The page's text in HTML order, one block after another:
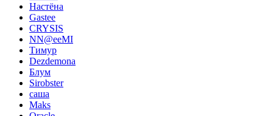
Настёна
Gastee
CRYSIS
NN@eeMI
Тимур
Dezdemona
Блум
Sirobster
саша
Maks